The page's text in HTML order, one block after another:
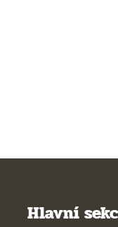
Hlavní